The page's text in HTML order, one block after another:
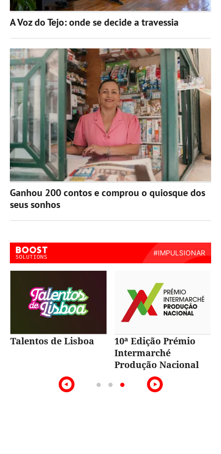
A Voz do Tejo: onde se decide a travessia
Ganhou 200 contos e comprou o quiosque dos
seus sonhos
Talentos de Lisboa
10ª Edição Prémio
Intermarché
Produção Nacional